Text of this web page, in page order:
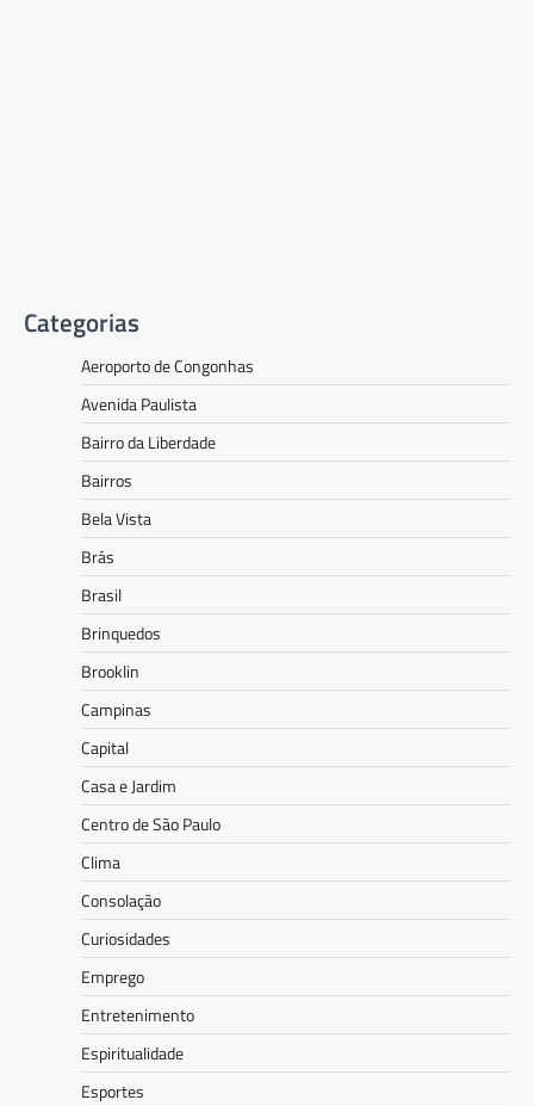
Categorias
Aeroporto de Congonhas
Avenida Paulista
Bairro da Liberdade
Bairros
Bela Vista
Brás
Brasil
Brinquedos
Brooklin
Campinas
Capital
Casa e Jardim
Centro de São Paulo
Clima
Consolação
Curiosidades
Emprego
Entretenimento
Espiritualidade
Esportes